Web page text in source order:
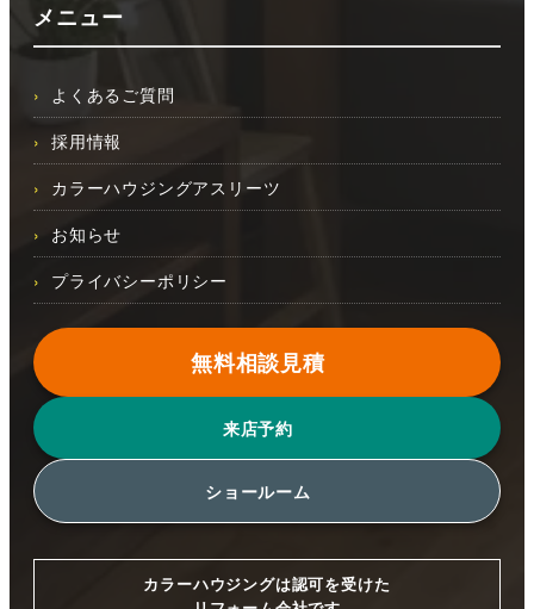
メニュー
よくあるご質問
採用情報
カラーハウジングアスリーツ
お知らせ
プライバシーポリシー
無料相談見積
来店予約
ショールーム
カラーハウジングは認可を受けた